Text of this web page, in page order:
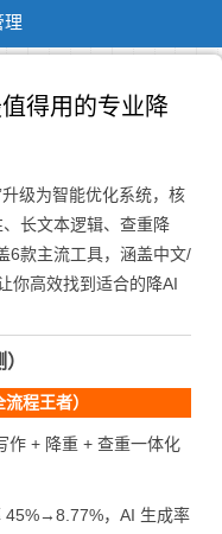
理
得用的专业降
级为智能优化系统，核
长文本逻辑、查重降
6款主流工具，涵盖中文/
你高效找到适合的降AI
程王者）
作 + 降重 + 查重一体化
45%→8.77%，AI 生成率